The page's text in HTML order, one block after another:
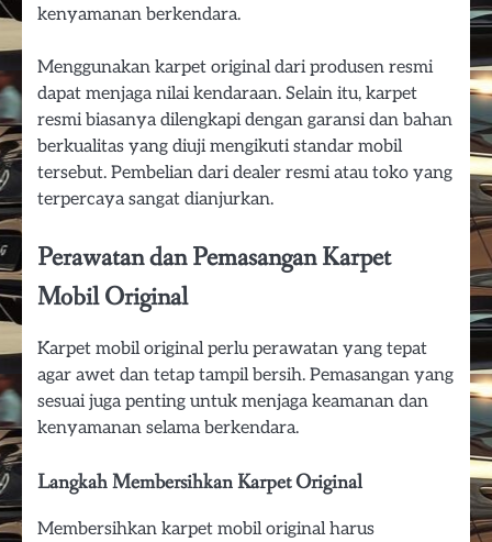
kenyamanan berkendara.
Menggunakan karpet original dari produsen resmi
dapat menjaga nilai kendaraan. Selain itu, karpet
resmi biasanya dilengkapi dengan garansi dan bahan
berkualitas yang diuji mengikuti standar mobil
tersebut. Pembelian dari dealer resmi atau toko yang
terpercaya sangat dianjurkan.
Perawatan dan Pemasangan Karpet
Mobil Original
Karpet mobil original perlu perawatan yang tepat
agar awet dan tetap tampil bersih. Pemasangan yang
sesuai juga penting untuk menjaga keamanan dan
kenyamanan selama berkendara.
Langkah Membersihkan Karpet Original
Membersihkan karpet mobil original harus